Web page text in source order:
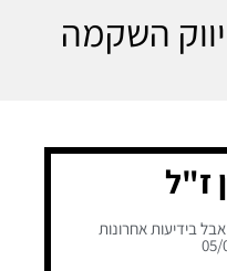
השקמה
ז"ל
בידיעות אחרונות
05/